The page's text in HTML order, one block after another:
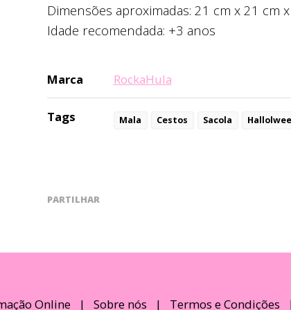
Dimensões aproximadas: 21 cm x 21 cm
Idade recomendada: +3 anos
Marca RockaHula
Tags Mala Cestos Sacola
PARTILHAR
Online| Sobre nós | Termos e Condições